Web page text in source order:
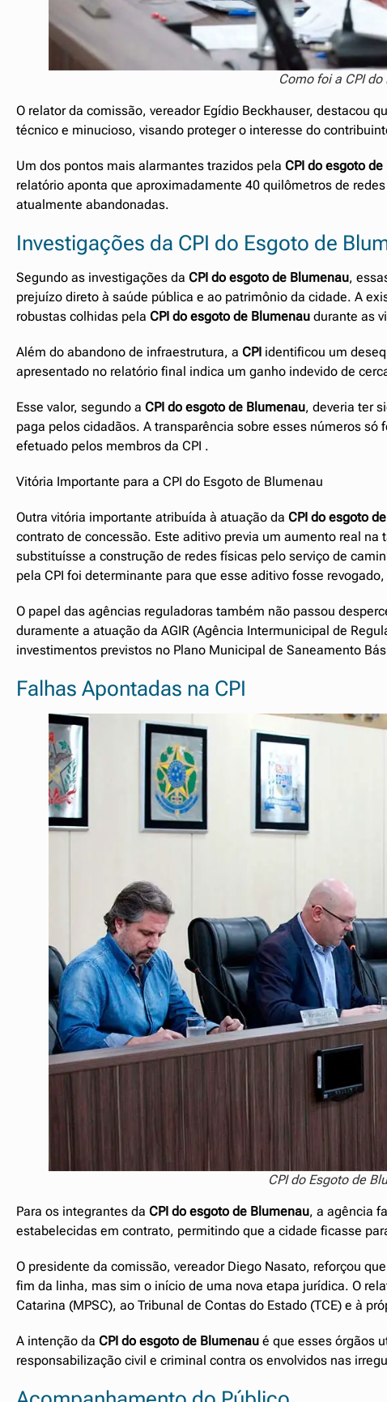
Como foi a CPI
O relator da comissão, vereador Egídio Beckhauser, destacou
técnico e minucioso, visando proteger o interesse do
Um dos pontos mais alarmantes trazidos pela CPI do esgoto
relatório aponta que aproximadamente 40 quilômetros de
atualmente abandonadas.
Investigações da CPI do Esgoto de
Segundo as investigações da CPI do esgoto de Blumenau,
prejuízo direto à saúde pública e ao patrimônio da cidade. A
robustas colhidas pela CPI do esgoto de Blumenau durante as
Além do abandono de infraestrutura, a CPI identificou um
apresentado no relatório final indica um ganho indevido de
Esse valor, segundo a CPI do esgoto de Blumenau, deveria ter
paga pelos cidadãos. A transparência sobre esses números
efetuado pelos membros da CPI .
Vitória Importante para a CPI do Esgoto de Blumenau
Outra vitória importante atribuída à atuação da CPI do esgoto
contrato de concessão. Este aditivo previa um aumento real
substituísse a construção de redes físicas pelo serviço de
pela CPI foi determinante para que esse aditivo fosse
O papel das agências reguladoras também não passou
duramente a atuação da AGIR (Agência Intermunicipal de
investimentos previstos no Plano Municipal de Saneamento
Falhas Apontadas na CPI
CPI do Esgoto de
Para os integrantes da CPI do esgoto de Blumenau, a agência
estabelecidas em contrato, permitindo que a cidade ficasse
O presidente da comissão, vereador Diego Nasato, reforçou
fim da linha, mas sim o início de uma nova etapa jurídica. O
Catarina (MPSC), ao Tribunal de Contas do Estado (TCE) e à
A intenção da CPI do esgoto de Blumenau é que esses órgãos
responsabilização civil e criminal contra os envolvidos nas